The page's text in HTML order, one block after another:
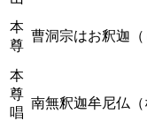
本
尊
曹洞宗はお釈迦
本
尊
唱
南無釈迦牟尼仏（